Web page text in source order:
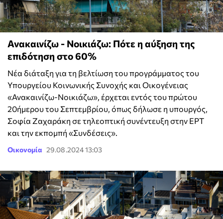
Ανακαινίζω - Νοικιάζω: Πότε η αύξηση της
επιδότηση στο 60%
Νέα διάταξη για τη βελτίωση του προγράμματος του
Υπουργείου Κοινωνικής Συνοχής και Οικογένειας
«Ανακαινίζω-Νοικιάζω», έρχεται εντός του πρώτου
20ήμερου του Σεπτεμβρίου, όπως δήλωσε η υπουργός,
Σοφία Ζαχαράκη σε τηλεοπτική συνέντευξη στην ΕΡΤ
και την εκπομπή «Συνδέσεις».
Οικονομία 29.08.2024 13:03